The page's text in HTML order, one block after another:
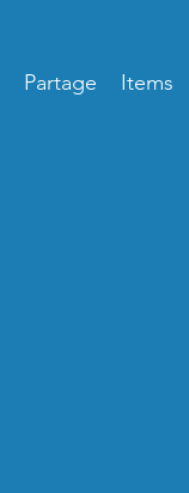
Partage
Items